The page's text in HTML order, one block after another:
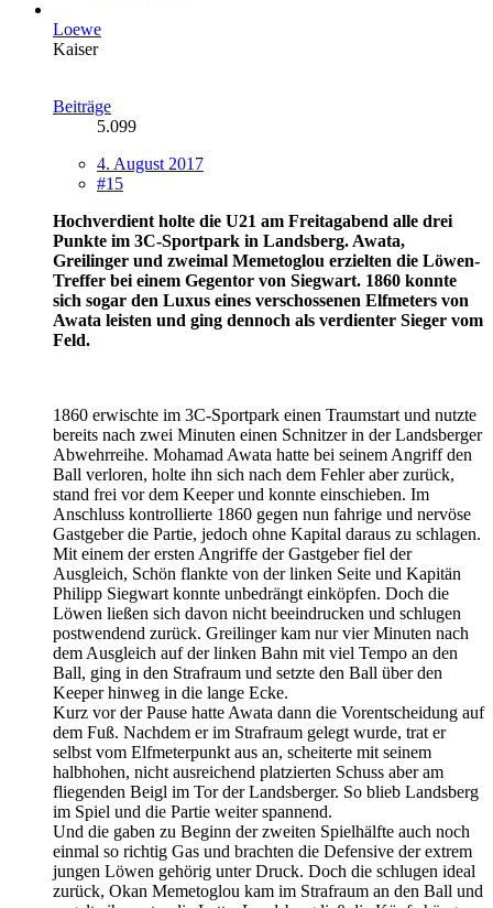
Loewe
Kaiser
Beiträge
5.099
4. August 2017
#15
Hochverdient holte die U21 am Freitagabend alle drei
Punkte im 3C-Sportpark in Landsberg. Awata,
Greilinger und zweimal Memetoglou erzielten die Löwen-
Treffer bei einem Gegentor von Siegwart. 1860 konnte
sich sogar den Luxus eines verschossenen Elfmeters von
Awata leisten und ging dennoch als verdienter Sieger vom
Feld.
1860 erwischte im 3C-Sportpark einen Traumstart und nutzte
bereits nach zwei Minuten einen Schnitzer in der Landsberger
Abwehrreihe. Mohamad Awata hatte bei seinem Angriff den
Ball verloren, holte ihn sich nach dem Fehler aber zurück,
stand frei vor dem Keeper und konnte einschieben. Im
Anschluss kontrollierte 1860 gegen nun fahrige und nervöse
Gastgeber die Partie, jedoch ohne Kapital daraus zu schlagen.
Mit einem der ersten Angriffe der Gastgeber fiel der
Ausgleich, Schön flankte von der linken Seite und Kapitän
Philipp Siegwart konnte unbedrängt einköpfen. Doch die
Löwen ließen sich davon nicht beeindrucken und schlugen
postwendend zurück. Greilinger kam nur vier Minuten nach
dem Ausgleich auf der linken Bahn mit viel Tempo an den
Ball, ging in den Strafraum und setzte den Ball über den
Keeper hinweg in die lange Ecke.
Kurz vor der Pause hatte Awata dann die Vorentscheidung auf
dem Fuß. Nachdem er im Strafraum gelegt wurde, trat er
selbst vom Elfmeterpunkt aus an, scheiterte mit seinem
halbhohen, nicht ausreichend platzierten Schuss aber am
fliegenden Beigl im Tor der Landsberger. So blieb Landsberg
im Spiel und die Partie weiter spannend.
Und die gaben zu Beginn der zweiten Spielhälfte auch noch
einmal so richtig Gas und brachten die Defensive der extrem
jungen Löwen gehörig unter Druck. Doch die schlugen ideal
zurück, Okan Memetoglou kam im Strafraum an den Ball und